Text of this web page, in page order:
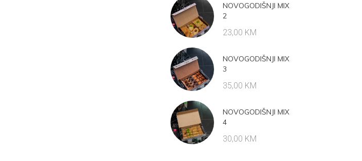
NOVOGODIŠNJI MIX
2
23,00 KM
NOVOGODIŠNJI MIX
3
35,00 KM
NOVOGODIŠNJI MIX
4
30,00 KM